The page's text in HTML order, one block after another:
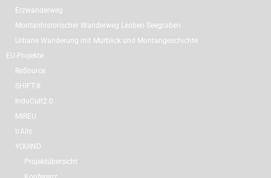
Erzwanderweg
Montanhistorischer Wanderweg Leoben-Seegraben
Urbane Wanderung mit Murblick und Montangeschichte
EU-Projekte
ReSource
SHIFT-X
InduCult2.0
MIREU
trAils
YOUIND
Projektübersicht